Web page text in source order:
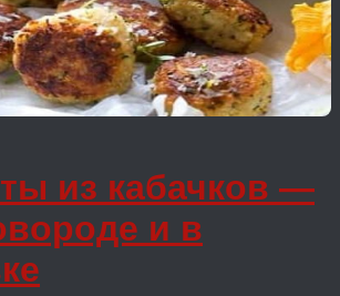
из кабачков —
и в